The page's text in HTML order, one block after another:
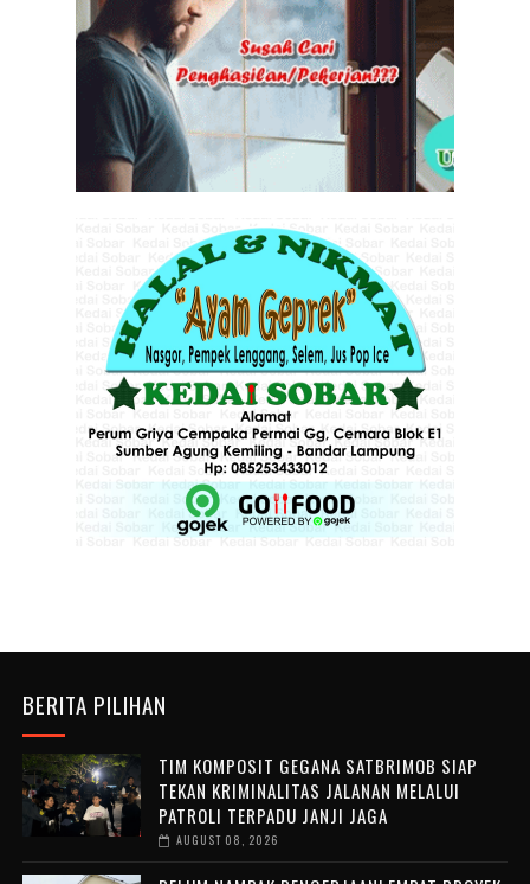
BERITA PILIHAN
TIM KOMPOSIT GEGANA SATBRIMOB SIAP
TEKAN KRIMINALITAS JALANAN MELALUI
PATROLI TERPADU JANJI JAGA
AUGUST 08, 2026